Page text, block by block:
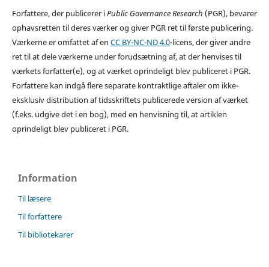
Forfattere, der publicerer iPublic Governance Research (PGR), bevarer
ophavsretten til deres værker og giver PGR ret til første publicering.
Værkerne er omfattet af en CC BY-NC-ND 4.0-licens, der giver andre
ret til at dele værkerne under forudsætning af, at der henvises til
værkets forfatter(e), og at værket oprindeligt blev publiceret i PGR.
Forfattere kan indgå flere separate kontraktlige aftaler om ikke-
eksklusiv distribution af tidsskriftets publicerede version af værket
(f.eks. udgive det i en bog), med en henvisning til, at artiklen
oprindeligt blev publiceret i PGR.
Information
Til læsere
Til forfattere
Til bibliotekarer